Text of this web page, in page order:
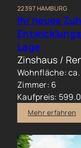
22397 HAMBURG
Ihr neues
Lage
Zinshaus /
Wohnfläche: ca.
Zimmer: 6
Kaufpreis:
Mehr erfahren